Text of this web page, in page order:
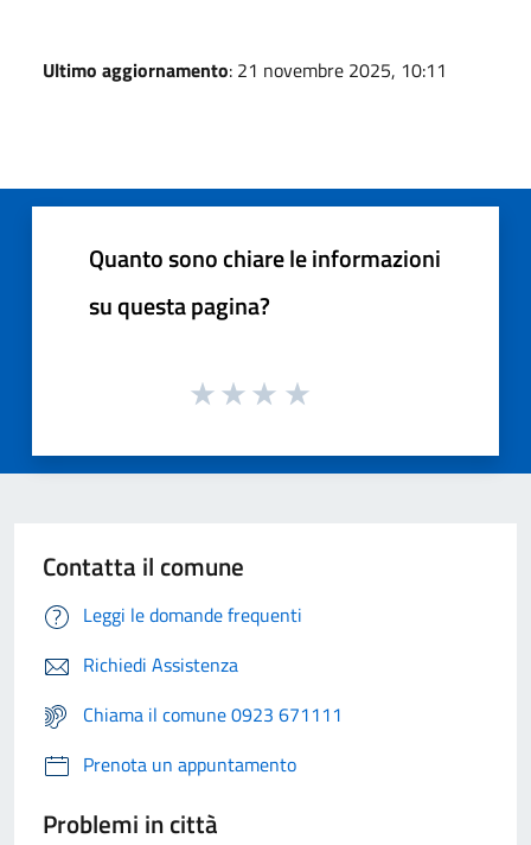
Ultimo aggiornamento: 21 novembre 2025, 10:11
Quanto sono chiare le informazioni
su questa pagina?
Contatta il comune
Leggi le domande frequenti
Richiedi Assistenza
Chiama il comune 0923 671111
Prenota un appuntamento
Problemi in città